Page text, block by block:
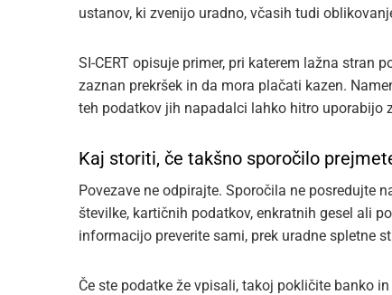
ustanov, ki zvenijo uradno, včasih tudi
SI-CERT opisuje primer, pri katerem lažna stran
zaznan prekršek in da mora plačati kazen.
teh podatkov jih napadalci lahko hitro uporabijo
Kaj storiti, če takšno sporočilo
Povezave ne odpirajte. Sporočila ne posredujte
številke, kartičnih podatkov, enkratnih gesel ali
informacijo preverite sami, prek uradne spletne
Če ste podatke že vpisali, takoj pokličite banko